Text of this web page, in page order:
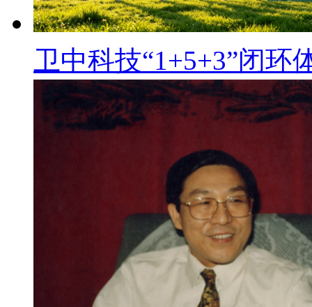
卫中科技“1+5+3”闭环